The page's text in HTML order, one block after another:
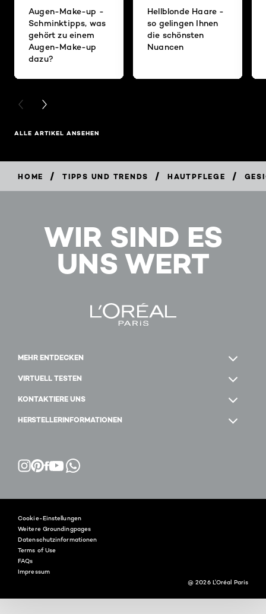
Augen-Make-up -
Schminktipps, was
gehört zu einem
Augen-Make-up
dazu?
Hellblonde Haare -
so gelingen Ihnen
die schönsten
Nuancen
PREVIOUS CARD
NEXT CARD
ALLE ARTIKEL ANSEHEN
HOME / TIPPS UND TRENDS / HAUTPFLEGE /
WIR SIND ES
UNS WERT
MEHR ENTDECKEN
VIRTUELL TESTEN
KONTAKTIERE UNS
HERSTELLERINFORMATIONEN
Facebook
YouTube
Cookie-Einstellungen
Weitere Groundingpages
Datenschutzinformationen
Terms of Use
FAQs
Impressum
@ 2026 L'Oréal Paris